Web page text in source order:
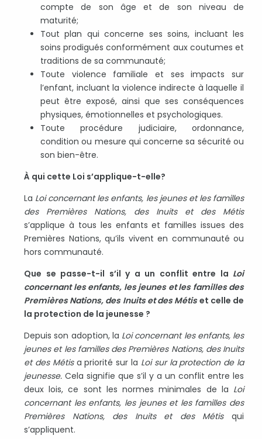
compte de son âge et de son niveau de
maturité;
Tout plan qui concerne ses soins, incluant les
soins prodigués conformément aux coutumes et
traditions de sa communauté;
Toute violence familiale et ses impacts sur
l’enfant, incluant la violence indirecte à laquelle il
peut être exposé, ainsi que ses conséquences
physiques, émotionnelles et psychologiques.
Toute procédure judiciaire, ordonnance,
condition ou mesure qui concerne sa sécurité ou
son bien-être.
À qui cette Loi s’applique-t-elle?
La Loi concernant les enfants, les jeunes et les familles
des Premières Nations, des Inuits et des Métis
s’applique à tous les enfants et familles issues des
Premières Nations, qu’ils vivent en communauté ou
hors communauté.
Que se passe-t-il s’il y a un conflit entre la Loi
concernant les enfants, les jeunes et les familles des
Premières Nations, des Inuits et des Métiset celle de
la protection de la jeunesse ?
Depuis son adoption, la Loi concernant les enfants, les
jeunes et les familles des Premières Nations, des Inuits
et des Métisa priorité sur la Loi sur la protection de la
jeunesse. Cela signifie que s’il y a un conflit entre les
deux lois, ce sont les normes minimales de la Loi
concernant les enfants, les jeunes et les familles des
Premières Nations, des Inuits et des Métisqui
s’appliquent.